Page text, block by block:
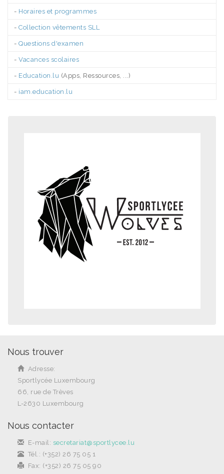
- Horaires et programmes
- Collection vêtements SLL
- Questions d'examen
- Vacances scolaires
- Education.lu (Apps, Ressources, ...)
- iam.education.lu
Nous trouver
Adresse:
Sportlycée Luxembourg
66, rue de Trèves
L-2630 Luxembourg
Nous contacter
E-mail: secretariat@sportlycee.lu
Tél.: (+352) 26 75 05 1
Fax: (+352) 26 75 05 90